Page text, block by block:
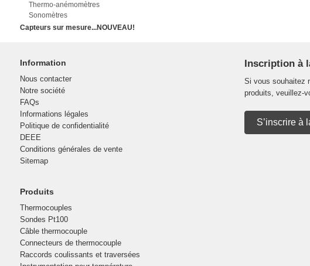
Thermo-anémomètres
Sonomètres
Capteurs sur mesure...NOUVEAU!
Information
Nous contacter
Notre société
FAQs
Informations légales
Politique de confidentialité
DEEE
Conditions générales de vente
Sitemap
Produits
Thermocouples
Sondes Pt100
Câble thermocouple
Connecteurs de thermocouple
Raccords coulissants et traversées
Inscription à
Si vous souhaitez
produits, veuillez-
S’inscrire à